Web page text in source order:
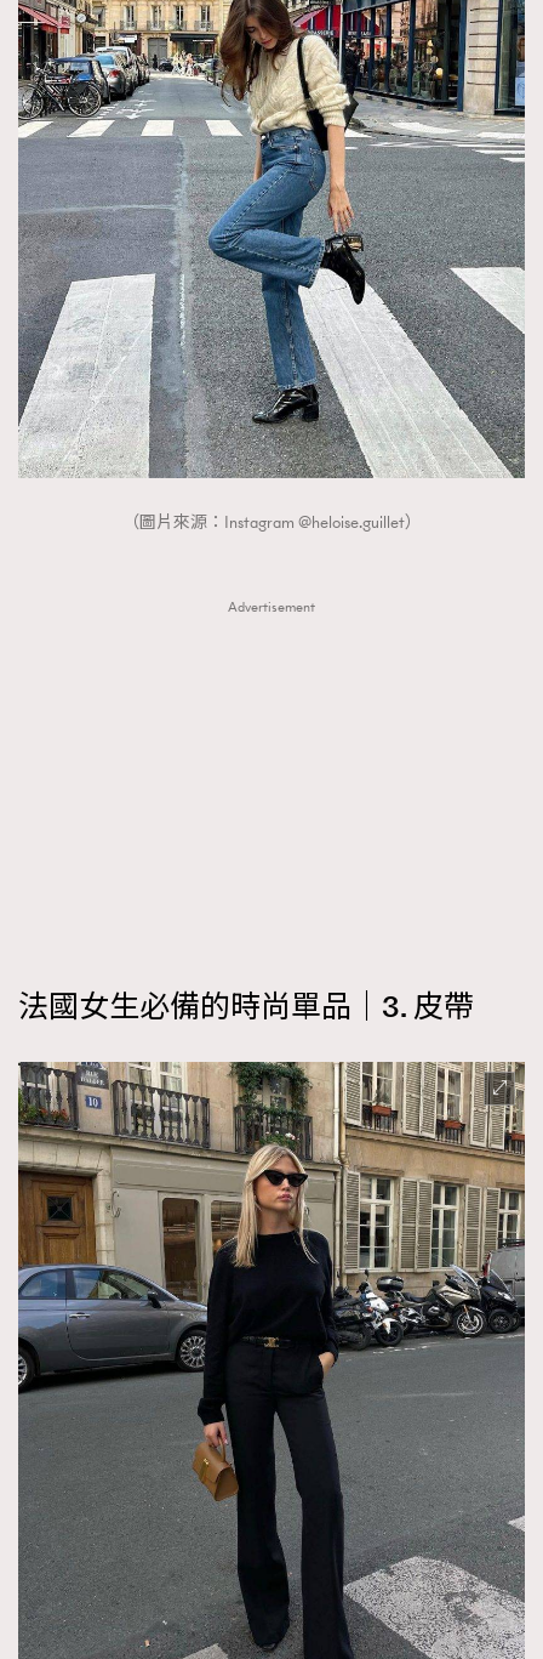
TRENDING
（圖片來源：Instagram @heloise.guillet）
Advertisement
法國女生必備的時尚單品｜3. 皮帶